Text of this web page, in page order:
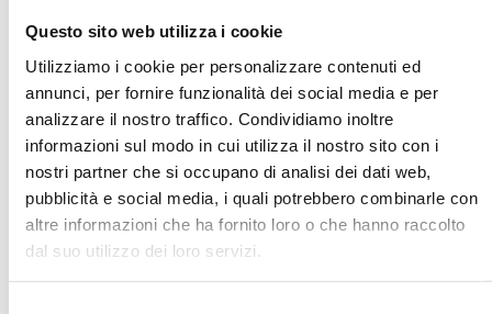
Questo sito web utilizza i cookie
Utilizziamo i cookie per personalizzare contenuti ed
annunci, per fornire funzionalità dei social media e per
analizzare il nostro traffico. Condividiamo inoltre
informazioni sul modo in cui utilizza il nostro sito con i
nostri partner che si occupano di analisi dei dati web,
pubblicità e social media, i quali potrebbero combinarle con
altre informazioni che ha fornito loro o che hanno raccolto
dal suo utilizzo dei loro servizi.
VEDI ARCHIVIO SPETTACOLI
Gennaio 2023
Vedi:
Calendario Lista
LUN
MAR MER GIO SAB
DOM
27
02
06
09
10 11 12 13 14
15
16
17 18 19 20 21
23
24 25 26 27 28
29